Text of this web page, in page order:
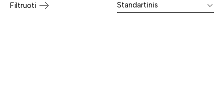
Filtruoti Standartinis